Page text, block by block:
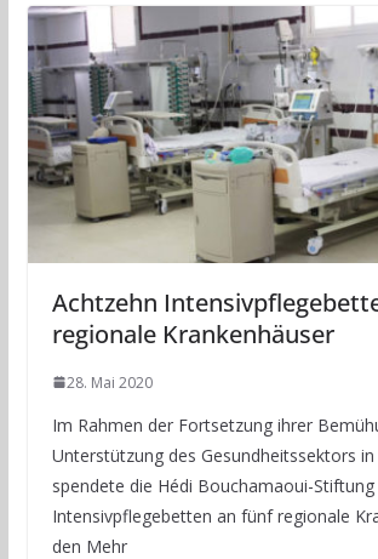
Achtzehn
regionale Krankenhäuser
28. Mai 2020
Im Rahmen der Fortsetzung ihrer
Unterstützung des Gesundheitssektors in
spendete die Hédi Bouchamaoui-
Intensivpflegebetten an fünf regionale
den Mehr